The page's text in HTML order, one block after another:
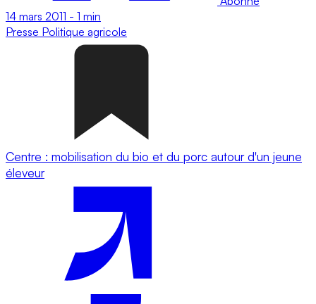
14 mars 2011 - 1 min
Presse Politique agricole
Centre : mobilisation du bio et du porc autour d'un jeune
éleveur